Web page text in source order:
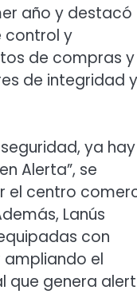
año y destacó
control y
de compras y
de integridad y
ya hay
Alerta”, se
el centro
Lanús
con
el
que genera